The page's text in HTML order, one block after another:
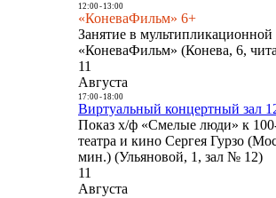
12:00- 13:00
«КоневаФильм» 6+
Занятие в мультипликационной
«КоневаФильм» (Конева, 6,
11
Августа
17:00- 18:00
Виртуальный концертный зал
Показ х/ф «Смелые люди» к
театра и кино Сергея Гурзо
мин.) (Ульяновой, 1, зал № 12)
11
Августа